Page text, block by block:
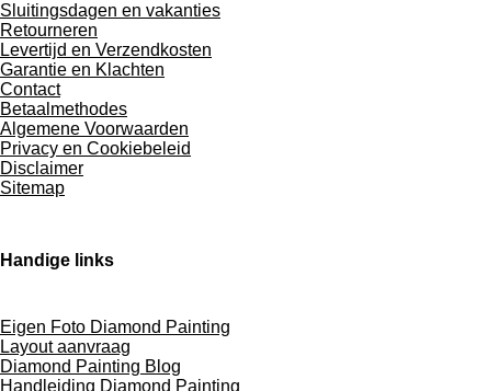
Sluitingsdagen en vakanties
Retourneren
Levertijd en Verzendkosten
Garantie en Klachten
Contact
Betaalmethodes
Algemene Voorwaarden
Privacy en Cookiebeleid
Disclaimer
Sitemap
Handige links
Eigen Foto Diamond Painting
Layout aanvraag
Diamond Painting Blog
Handleiding Diamond Painting